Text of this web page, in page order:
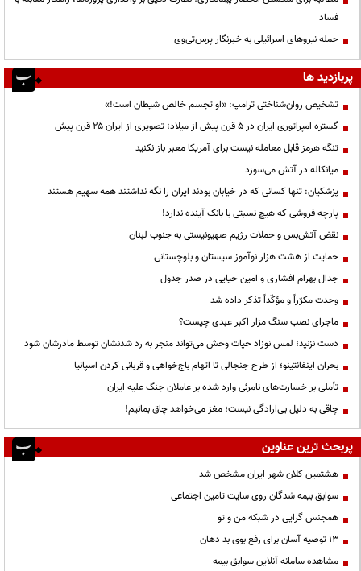
فساد
حمله نیروهای اسرائیلی به خبرنگار پرس‌تی‌وی
پربازدید ها
تشخیص روان‌شناختی ترامپ: «او تجسم خالص شیطان است!»
گستره امپراتوری ایران در ۵ قرن پیش از میلاد؛ تصویری از ایران ۲۵ قرن پیش
تنگه هرمز قابل معامله نیست برای آمریکا معبر باز نکنید
میانکاله در آتش می‌سوزد
پزشکیان: تنها کسانی که در خیابان بودند ایران را نگه نداشتند همه سهیم هستند
پارچه فروشی که هیچ نسبتی با بانک آینده ندارد!
نقض آتش‌بس و حملات رژیم صهیونیستی به جنوب لبنان
حمایت از هشت هزار نوآموز سیستان و بلوچستانی
جدال بهرام افشاری و امین حیایی در صدر جدول
وحدت مکرّراً و مؤکّداً تذکر داده شد
ماجرای نصب سنگ مزار اکبر عبدی چیست؟
دست نزنید؛ لمس نوزاد حیات وحش می‌تواند منجر به رد شدنشان توسط مادرشان شود
بحران اینفانتینو؛ از طرح جنجالی تا اتهام باج‌خواهی و قربانی کردن اسپانیا
تأملی بر خسارت‌های نامرئی وارد شده بر عاملان جنگ علیه ایران
چاقی به دلیل بی‌ارادگی نیست؛ مغز می‌خواهد چاق بمانیم!
پربحث ترین عناوین
هشتمین کلان شهر ایران مشخص شد
سوابق بیمه شدگان روی سایت تامین اجتماعی
همجنس گرایی در شبکه من و تو
13 توصیه آسان برای رفع بوی بد دهان
مشاهده سامانه آنلاين سوابق بیمه